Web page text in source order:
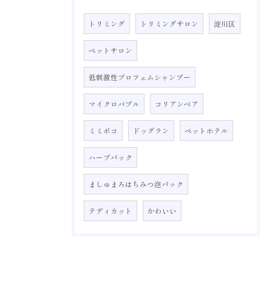
トリミング トリミングサロン 淀川区
ペットサロン
低刺激性プロフェムシャンプー
マイクロバブル コリアンベア
ミミポコ ドッグラン ペットホテル
ハーブパック
ましゅまろはちみつ泡パック
テディカット かわいい